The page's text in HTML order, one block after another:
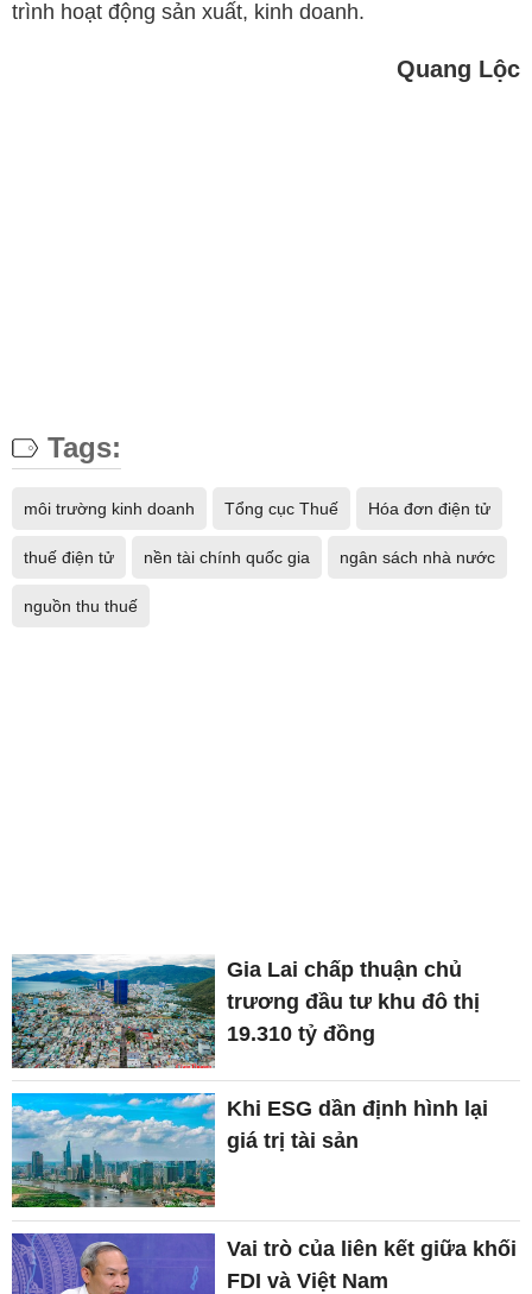
trình hoạt động sản xuất, kinh doanh.
Quang Lộc
Tags:
môi trường kinh doanh Tổng cục Thuế Hóa đơn điện tử
thuế điện tử nền tài chính quốc gia ngân sách nhà nước
nguồn thu thuế
Gia Lai chấp thuận chủ
trương đầu tư khu đô thị
19.310 tỷ đồng
Khi ESG dần định hình lại
giá trị tài sản
Vai trò của liên kết giữa khối
FDI và Việt Nam